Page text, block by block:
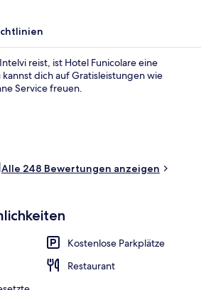
reist, ist Hotel Funicolare eine
dich auf Gratisleistungen wie
Service freuen.
Alle 248 Bewertungen anzeigen
Kostenlose Parkplätze
Restaurant